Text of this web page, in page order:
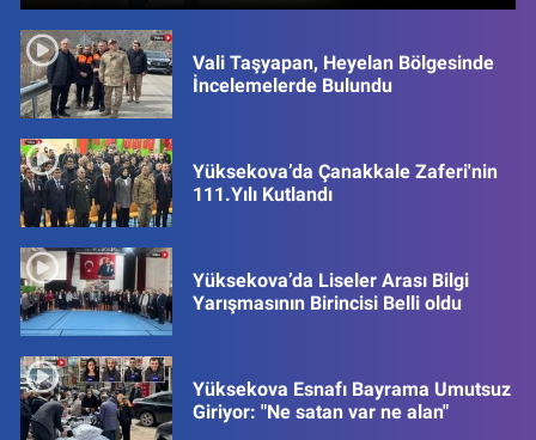
Vali Taşyapan, Heyelan Bölgesinde
İncelemelerde Bulundu
Yüksekova’da Çanakkale Zaferi'nin
111.Yılı Kutlandı
Yüksekova’da Liseler Arası Bilgi
Yarışmasının Birincisi Belli oldu
Yüksekova Esnafı Bayrama Umutsuz
Giriyor: "Ne satan var ne alan"